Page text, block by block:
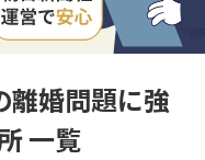
離婚問題に強
一覧